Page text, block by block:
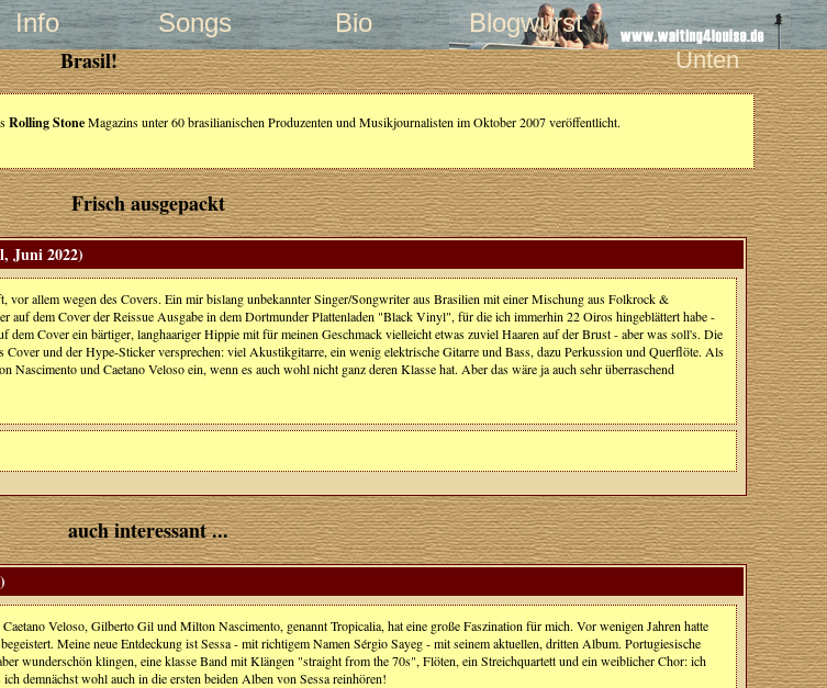
Info Songs Bio Blogwurst
Brasil! Unten
Rolling StoneMagazins unter 60 brasilianischen Produzenten und Musikjournalisten im Oktober 2007 veröffentlicht.
Frisch ausgepackt
Juni 2022)
vor allem wegen des Covers. Ein mir bislang unbekannter Singer/Songwriter aus Brasilien mit einer Mischung aus Folkrock &
auf dem Cover der Reissue Ausgabe in dem Dortmunder Plattenladen "Black Vinyl", für die ich immerhin 22 Oiros hingeblättert habe -
dem Cover ein bärtiger, langhaariger Hippie mit für meinen Geschmack vielleicht etwas zuviel Haaren auf der Brust - aber was soll's. Die
Cover und der Hype-Sticker versprechen: viel Akustikgitarre, ein wenig elektrische Gitarre und Bass, dazu Perkussion und Querflöte. Als
und Caetano Veloso ein, wenn es auch wohl nicht ganz deren Klasse hat. Aber das wäre ja auch sehr überraschend
auch interessant ...
Veloso, Gilberto Gil und Milton Nascimento, genannt Tropicalia, hat eine große Faszination für mich. Vor wenigen Jahren hatte
Meine neue Entdeckung ist Sessa - mit richtigem Namen Sérgio Sayeg - mit seinem aktuellen, dritten Album. Portugiesische
wunderschön klingen, eine klasse Band mit Klängen "straight from the 70s", Flöten, ein Streichquartett und ein weiblicher Chor: ich
demnächst wohl auch in die ersten beiden Alben von Sessa reinhören!